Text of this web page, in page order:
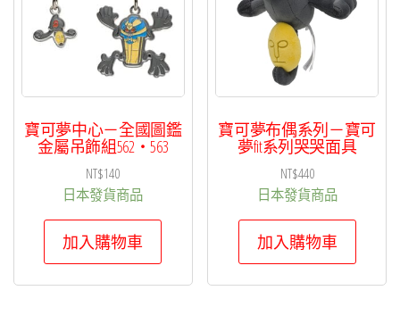
排
序
寶可夢中心－全國圖鑑
金屬吊飾組562・563
NT$140
日本發貨商品
加入購物車
寶可夢布偶系列－寶可
夢fit系列哭哭面具
NT$440
日本發貨商品
加入購物車